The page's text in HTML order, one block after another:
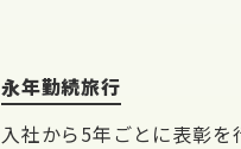
永年勤続旅行
入社から5年ごとに表彰